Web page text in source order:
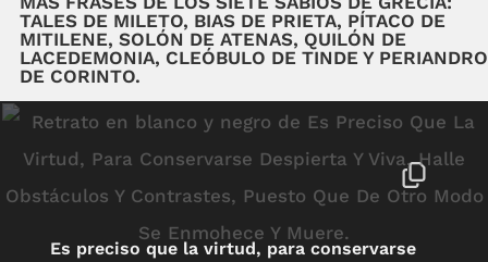
TALES DE MILETO, BIAS DE PRIETA, PÍTACO DE
MITILENE, SOLÓN DE ATENAS, QUILÓN DE
LACEDEMONIA, CLEÓBULO DE TINDE Y PERIANDRO
DE CORINTO.
Es preciso que la virtud, para conservarse